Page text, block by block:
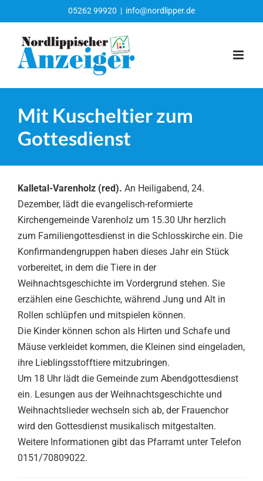
Inhalt
springen
05262 99920 | info@nordlipper.de
Mit Kuscheltier zum
Gottesdienst
Kalletal-Varenholz (red). An Heiligabend, 24.
Dezember, lädt die evangelisch-reformierte
Kirchengemeinde Varenholz um 15.30 Uhr herzlich
zum Familiengottesdienst in die Schlosskirche ein. Die
Konfirmandengruppen haben dieses Jahr ein Stück
vorbereitet, in dem die Tiere in der
Weihnachtsgeschichte im Vordergrund stehen. Sie
erzählen eine Geschichte, während Jung und Alt in
Rollen schlüpfen und mitspielen können.
Die Kinder können schon als Hirten und Schafe und
Mäuse verkleidet kommen, die Kleinen sind eingeladen,
ihre Lieblingsstofftiere mitzubringen.
Um 18 Uhr lädt die Gemeinde zum Abendgottesdienst
ein. Lesungen aus der Weihnachtsgeschichte und
Weihnachtslieder wechseln sich ab, der Frauenchor
wird den Gottesdienst musikalisch mitgestalten.
Weitere Informationen gibt das Pfarramt unter Telefon
0151/70809022.